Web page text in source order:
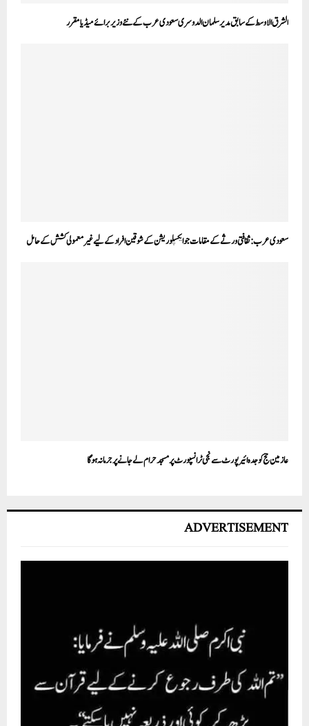
الشرق الاوسط کے سابق مدیرسلمان الدوسری سعودی عرب کے نئے وزیربرائے میڈیا مقرر
سعودی عرب:ثقافتی ورثےکےمقامات جوایکسپلوریشن کےشوقین افرادکے لیےغیرمعمولی کشش کے حامل
عازمین حج کو جدہ ائیر پورٹ سے نجی ٹرانسپورٹ پر مسجد حرام لے جانے پر جرمانہ ہو گا
ADVERTISEMENT